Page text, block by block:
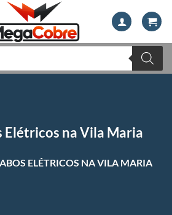
Elétricos na Vila Maria
ELÉTRICOS NA VILA MARIA